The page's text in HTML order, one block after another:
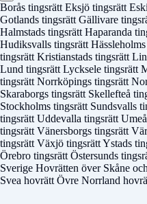
Borås tingsrätt Eksjö tingsrätt
Gotlands tingsrätt Gällivare
Halmstads tingsrätt Haparanda
Hudiksvalls tingsrätt
tingsrätt Kristianstads tingsrätt
Lund tingsrätt Lycksele tingsrätt
tingsrätt Norrköpings tingsrätt
Skaraborgs tingsrätt Skellefteå
Stockholms tingsrätt Sundsvalls
tingsrätt Uddevalla tingsrätt
tingsrätt Vänersborgs tingsrätt
tingsrätt Växjö tingsrättYstads
Örebro tingsrätt Östersunds
Sverige Hovrätten över Skåne
Svea hovrätt Övre Norrland